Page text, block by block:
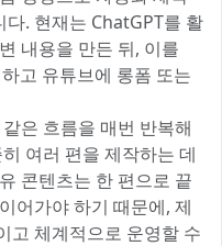
. 현재는 ChatGPT를 활
내용을 만든 뒤, 이를
고 유튜브에 롱폼 또는
은 흐름을 매번 반복해
여러 편을 제작하는 데
콘텐츠는 한 편으로 끝
어가야 하기 때문에, 제
고 체계적으로 운영할 수